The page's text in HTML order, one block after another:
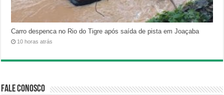
Carro despenca no Rio do Tigre após saída de pista em Joaçaba
10 horas atrás
Fale Conosco